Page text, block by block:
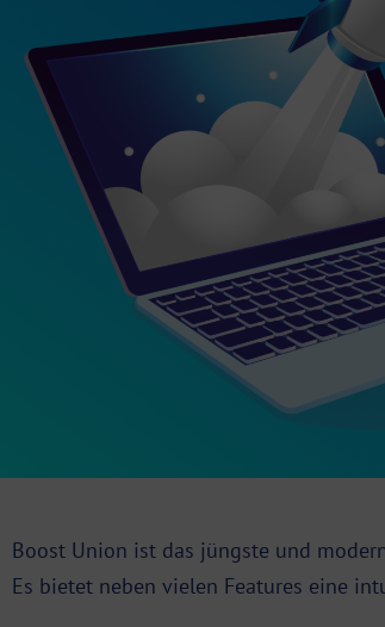
Boost Union ist das jüngste und
Es bietet neben vielen Features eine